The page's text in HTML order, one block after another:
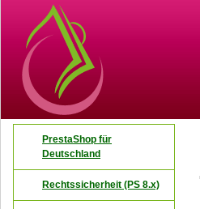
PrestaShop für
Deutschland
Rechtssicherheit (PS 8.x)